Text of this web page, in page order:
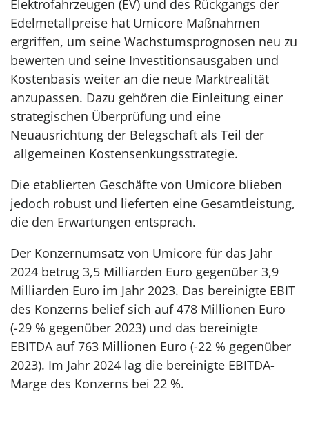
Elektrofahrzeugen (EV) und des Rückgangs der
Edelmetallpreise hat Umicore Maßnahmen
ergriffen, um seine Wachstumsprognosen neu zu
bewerten und seine Investitionsausgaben und
Kostenbasis weiter an die neue Marktrealität
anzupassen. Dazu gehören die Einleitung einer
strategischen Überprüfung und eine
Neuausrichtung der Belegschaft als Teil der
allgemeinen Kostensenkungsstrategie.
Die etablierten Geschäfte von Umicore blieben
jedoch robust und lieferten eine Gesamtleistung,
die den Erwartungen entsprach.
Der Konzernumsatz von Umicore für das Jahr
2024 betrug 3,5 Milliarden Euro gegenüber 3,9
Milliarden Euro im Jahr 2023. Das bereinigte EBIT
des Konzerns belief sich auf 478 Millionen Euro
(-29 % gegenüber 2023) und das bereinigte
EBITDA auf 763 Millionen Euro (-22 % gegenüber
2023). Im Jahr 2024 lag die bereinigte EBITDA-
Marge des Konzerns bei 22 %.